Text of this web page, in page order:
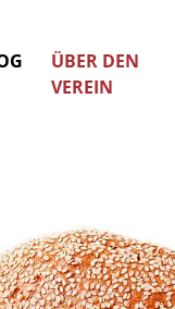
ÜBER DEN
VEREIN